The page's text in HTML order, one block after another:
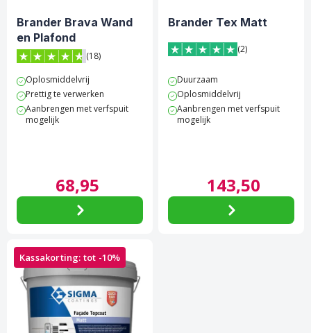
Brander Brava Wand
en Plafond
(18)
Oplosmiddelvrij
Prettig te verwerken
Aanbrengen met verfspuit
mogelijk
68,95
Brander Tex Matt
(2)
Duurzaam
Oplosmiddelvrij
Aanbrengen met verfspuit
mogelijk
143,50
Kassakorting: tot -10%